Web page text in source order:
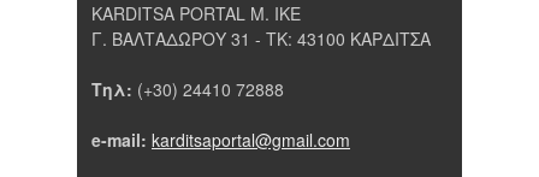
KARDITSA PORTAL Μ. ΙΚΕ
Γ. ΒΑΛΤΑΔΩΡΟΥ 31 - ΤΚ: 43100 ΚΑΡΔΙΤΣΑ
Τηλ: (+30) 24410 72888
e-mail: karditsaportal@gmail.com